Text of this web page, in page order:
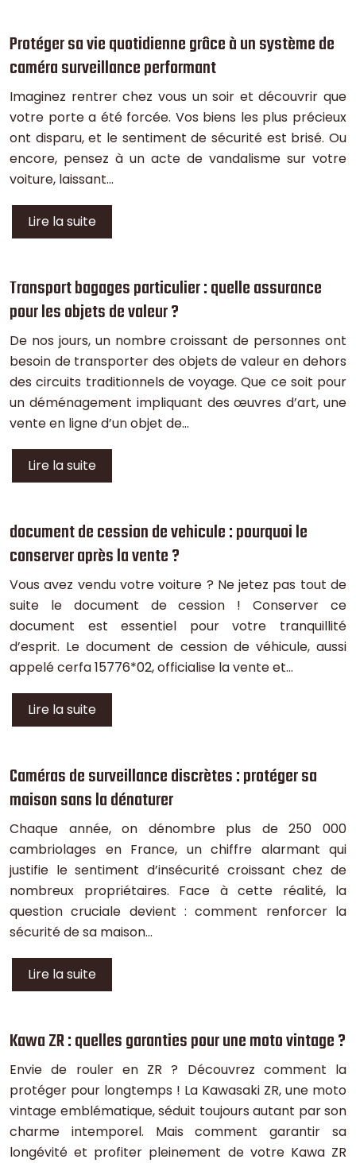
Protéger sa vie quotidienne grâce à un système de
caméra surveillance performant
Imaginez rentrer chez vous un soir et découvrir que
votre porte a été forcée. Vos biens les plus précieux
ont disparu, et le sentiment de sécurité est brisé. Ou
encore, pensez à un acte de vandalisme sur votre
voiture, laissant…
Lire la suite
Transport bagages particulier : quelle assurance
pour les objets de valeur ?
De nos jours, un nombre croissant de personnes ont
besoin de transporter des objets de valeur en dehors
des circuits traditionnels de voyage. Que ce soit pour
un déménagement impliquant des œuvres d’art, une
vente en ligne d’un objet de…
Lire la suite
document de cession de vehicule : pourquoi le
conserver après la vente ?
Vous avez vendu votre voiture ? Ne jetez pas tout de
suite le document de cession ! Conserver ce
document est essentiel pour votre tranquillité
d’esprit. Le document de cession de véhicule, aussi
appelé cerfa 15776*02, officialise la vente et…
Lire la suite
Caméras de surveillance discrètes : protéger sa
maison sans la dénaturer
Chaque année, on dénombre plus de 250 000
cambriolages en France, un chiffre alarmant qui
justifie le sentiment d’insécurité croissant chez de
nombreux propriétaires. Face à cette réalité, la
question cruciale devient : comment renforcer la
sécurité de sa maison…
Lire la suite
Kawa ZR : quelles garanties pour une moto vintage ?
Envie de rouler en ZR ? Découvrez comment la
protéger pour longtemps ! La Kawasaki ZR, une moto
vintage emblématique, séduit toujours autant par son
charme intemporel. Mais comment garantir sa
longévité et profiter pleinement de votre Kawa ZR